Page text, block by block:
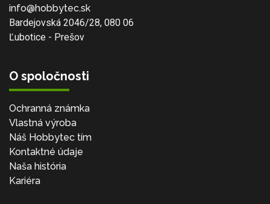
info@hobbytec.sk
Bardejovská 2046/28, 080 06
Ľubotice - Prešov
O spoločnosti
Ochranná známka
Vlastná výroba
Náš Hobbytec tím
Kontaktné údaje
Naša história
Kariéra